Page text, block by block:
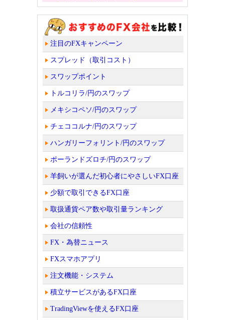
注目のFXキャンペーン
スプレッド（取引コスト）
スワップポイント
トルコリラ/円のスワップ
メキシコペソ/円のスワップ
チェココルナ/円のスワップ
ハンガリーフォリント/円のスワップ
ポーランドズロチ/円のスワップ
羊飼いが選んだ初心者にやさしいFX口座
少額で取引できるFX口座
取扱通貨ペア数や取引量ランキング
会社の信頼性
FX・為替ニュース
FXスマホアプリ
注文機能・システム
積立サービスがあるFX口座
TradingViewを使えるFX口座